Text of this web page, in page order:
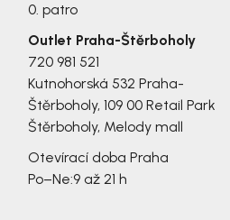
0. patro
Outlet Praha-Štěrboholy
720 981 521
Kutnohorská 532 Praha-
Štěrboholy, 109 00 Retail Park
Štěrboholy, Melody mall
Otevírací doba Praha
Po–Ne:9 až 21 h